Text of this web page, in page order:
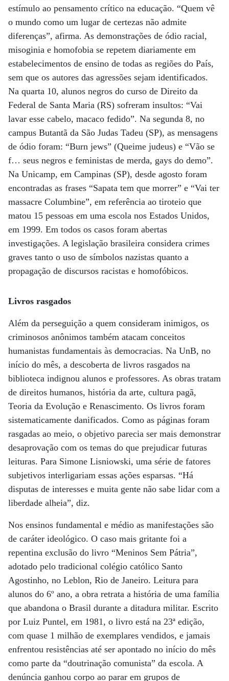
estímulo ao pensamento crítico na educação. “Quem vê
o mundo como um lugar de certezas não admite
diferenças”, afirma. As demonstrações de ódio racial,
misoginia e homofobia se repetem diariamente em
estabelecimentos de ensino de todas as regiões do País,
sem que os autores das agressões sejam identificados.
Na quarta 10, alunos negros do curso de Direito da
Federal de Santa Maria (RS) sofreram insultos: “Vai
lavar esse cabelo, macaco fedido”. Na segunda 8, no
campus Butantã da São Judas Tadeu (SP), as mensagens
de ódio foram: “Burn jews” (Queime judeus) e “Vão se
f… seus negros e feministas de merda, gays do demo”.
Na Unicamp, em Campinas (SP), desde agosto foram
encontradas as frases “Sapata tem que morrer” e “Vai ter
massacre Columbine”, em referência ao tiroteio que
matou 15 pessoas em uma escola nos Estados Unidos,
em 1999. Em todos os casos foram abertas
investigações. A legislação brasileira considera crimes
graves tanto o uso de símbolos nazistas quanto a
propagação de discursos racistas e homofóbicos.
Livros rasgados
Além da perseguição a quem consideram inimigos, os
criminosos anônimos também atacam conceitos
humanistas fundamentais às democracias. Na UnB, no
início do mês, a descoberta de livros rasgados na
biblioteca indignou alunos e professores. As obras tratam
de direitos humanos, história da arte, cultura pagã,
Teoria da Evolução e Renascimento. Os livros foram
sistematicamente danificados. Como as páginas foram
rasgadas ao meio, o objetivo parecia ser mais demonstrar
desaprovação com os temas do que prejudicar futuras
leituras. Para Simone Lisniowski, uma série de fatores
subjetivos interligariam essas ações esparsas. “Há
disputas de interesses e muita gente não sabe lidar com a
liberdade alheia”, diz.
Nos ensinos fundamental e médio as manifestações são
de caráter ideológico. O caso mais gritante foi a
repentina exclusão do livro “Meninos Sem Pátria”,
adotado pelo tradicional colégio católico Santo
Agostinho, no Leblon, Rio de Janeiro. Leitura para
alunos do 6º ano, a obra retrata a história de uma família
que abandona o Brasil durante a ditadura militar. Escrito
por Luiz Puntel, em 1981, o livro está na 23ª edição,
com quase 1 milhão de exemplares vendidos, e jamais
enfrentou resistências até ser apontado no início do mês
como parte da “doutrinação comunista” da escola. A
denúncia ganhou corpo ao parar em grupos de